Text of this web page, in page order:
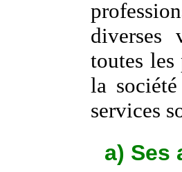
diverses
toutes les
la
services
a) Ses